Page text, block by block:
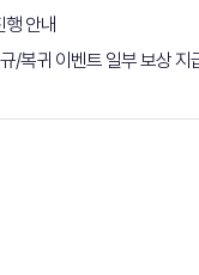
안내
/복귀 이벤트 일부 보상 지